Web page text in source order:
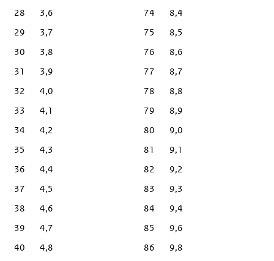
28
3,6
29
3,7
30
3,8
31
3,9
32
4,0
33
4,1
34
4,2
35
4,3
36
4,4
37
4,5
38
4,6
39
4,7
40
4,8
74
8,4
75
8,5
76
8,6
77
8,7
78
8,8
79
8,9
80
9,0
81
9,1
82
9,2
83
9,3
84
9,4
85
9,6
86
9,8